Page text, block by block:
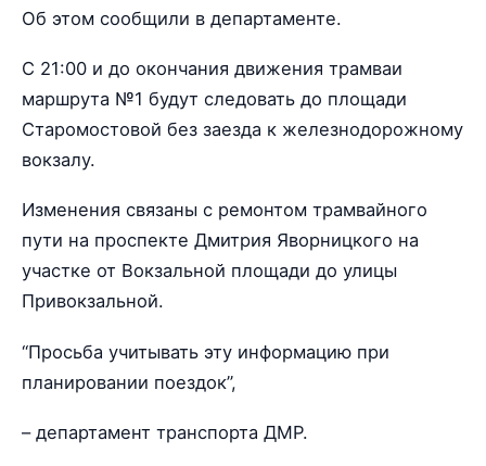
Об этом сообщили в департаменте.
С 21:00 и до окончания движения трамваи
маршрута №1 будут следовать до площади
Старомостовой без заезда к железнодорожному
вокзалу.
Изменения связаны с ремонтом трамвайного
пути на проспекте Дмитрия Яворницкого на
участке от Вокзальной площади до улицы
Привокзальной.
“Просьба учитывать эту информацию при
планировании поездок”,
– департамент транспорта ДМР.